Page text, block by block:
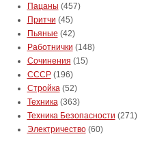
Пацаны (457)
Притчи (45)
Пьяные (42)
Работнички (148)
Сочинения (15)
СССР(196)
Стройка(52)
Техника(363)
Техника Безопасности (271)
Электричество(60)